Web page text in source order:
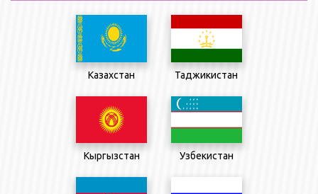
Казахстан Таджикистан
Кыргызстан Узбекистан